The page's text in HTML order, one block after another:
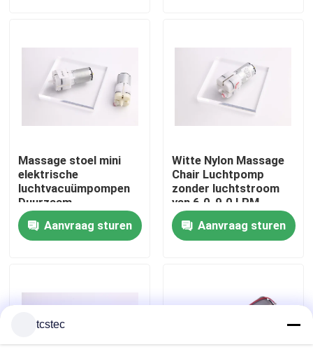
Over ons
Fabriekstocht
Kwaliteitscontrole
Neem contact met ons op
Gevallen
Bloggen
Massage stoel mini
elektrische
luchtvacuümpompen
Duurzaam
lichtgewicht
draagbaar
Aanvraag sturen
Witte Nylon Massage
Chair Luchtpomp
zonder luchtstroom
van 6.0-9.0 LPM
Aanvraag sturen
tcstec